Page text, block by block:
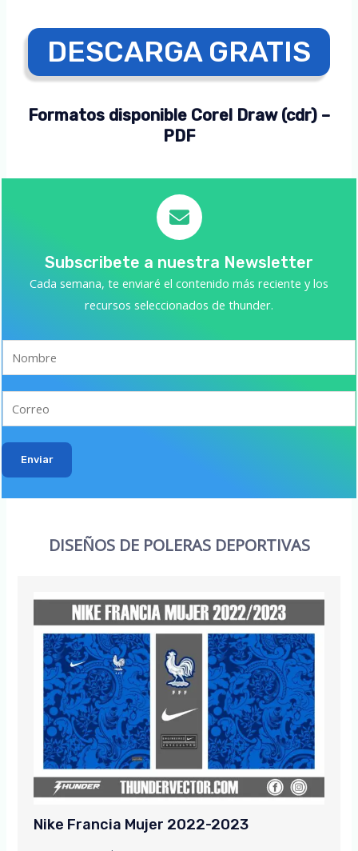
DESCARGA GRATIS
Formatos disponible Corel Draw (cdr) –
PDF
Subscribete a nuestra Newsletter
Cada semana, te enviaré el contenido más reciente y los
recursos seleccionados de thunder.
Enviar
DISEÑOS DE POLERAS DEPORTIVAS
Nike Francia Mujer 2022-2023